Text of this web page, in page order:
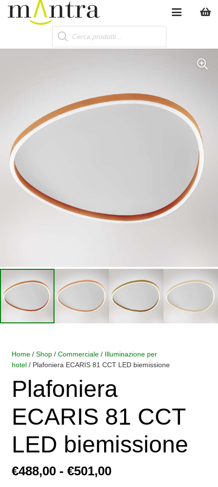
Products
search
Home / Shop / Commerciale / Illuminazione per
hotel / Plafoniera ECARIS 81 CCT LED biemissione
Plafoniera
ECARIS 81 CCT
LED biemissione
€488,00 - €501,00Fascia